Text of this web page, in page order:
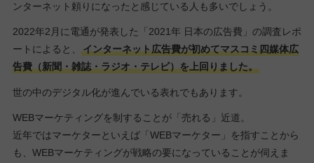
ンターネット頼りになったと感じている人も多いでしょう。
2022年2月に電通が発表した「2021年 日本の広告費」の調査レポ
ートによると、
インターネット広告費が初めてマスコミ四媒体広
告費（新聞・雑誌・ラジオ・テレビ）を上回りました。
世の中のデジタル化が進んでいる表れでもあります。
WEBマーケティングを制することが「売れる」近道。
近年ではマーケターといえば「WEBマーケター」を指すことから
も、WEBマーケティングが戦略の要になっていることが伺えま